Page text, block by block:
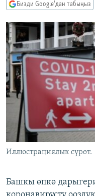
ДАНИСТЕ
ЭЖЕ-СИҢДИЛЕР
АЗАТТЫК+
ЫҢГАЙСЫЗ СУРООЛОР
Русский
ОНЛАЙН ШЕРИНЕ
ЭЕ/АРнун бардык
Бизди Google'дан табыңыз
Иллюстрациялык сүрөт.
Башкы өпкө